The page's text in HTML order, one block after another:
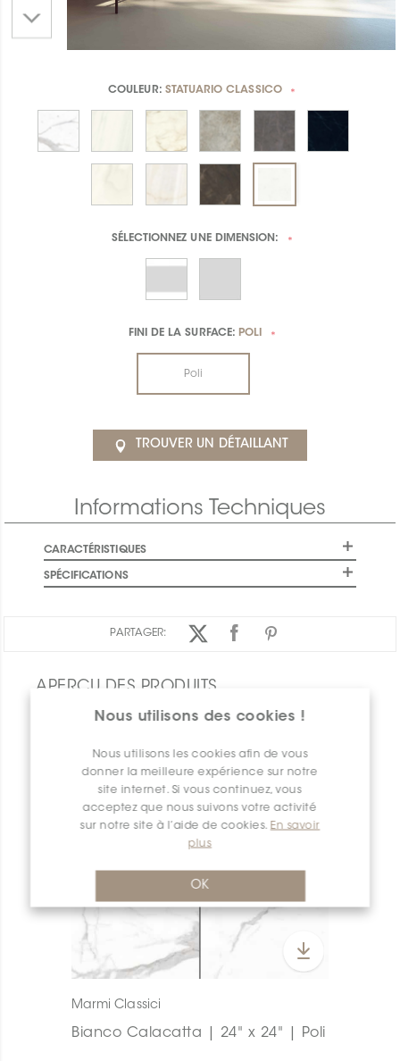
Nous utilisons des cookies !
Nous utilisons les cookies afin de vous
donner la meilleure expérience sur notre
site internet. Si vous continuez, vous
acceptez que nous suivons votre activité
sur notre site à l’aide de cookies. En savoir
plus
OK
COULEUR: STATUARIO CLASSICO *
SÉLECTIONNEZ UNEDIMENSION: *
FINI DE LA SURFACE: POLI *
Poli
TROUVER UN DÉTAILLANT
Informations Techniques
CARACTÉRISTIQUES
SPÉCIFICATIONS
PARTAGER:
APERÇU DES PRODUITS
Marmi Classici
Bianco Calacatta | 24" x 24" | Poli